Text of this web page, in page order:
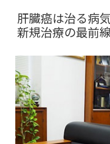
肝臓癌は治る病
新規治療の最前